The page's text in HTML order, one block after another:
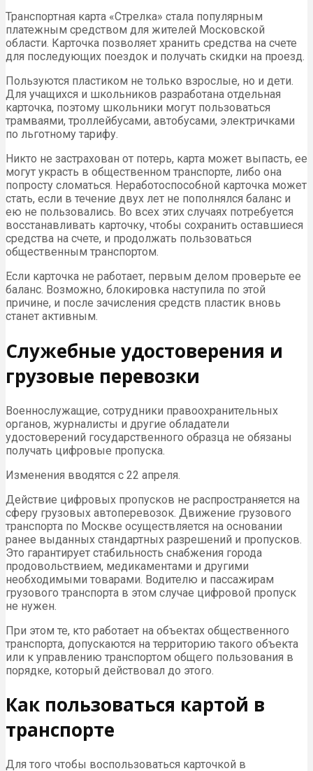
Транспортная карта «Стрелка» стала популярным
платежным средством для жителей Московской
области. Карточка позволяет хранить средства на счете
для последующих поездок и получать скидки на проезд.
Пользуются пластиком не только взрослые, но и дети.
Для учащихся и школьников разработана отдельная
карточка, поэтому школьники могут пользоваться
трамваями, троллейбусами, автобусами, электричками
по льготному тарифу.
Никто не застрахован от потерь, карта может выпасть, ее
могут украсть в общественном транспорте, либо она
попросту сломаться. Неработоспособной карточка может
стать, если в течение двух лет не пополнялся баланс и
ею не пользовались. Во всех этих случаях потребуется
восстанавливать карточку, чтобы сохранить оставшиеся
средства на счете, и продолжать пользоваться
общественным транспортом.
Если карточка не работает, первым делом проверьте ее
баланс. Возможно, блокировка наступила по этой
причине, и после зачисления средств пластик вновь
станет активным.
Служебные удостоверения и
грузовые перевозки
Военнослужащие, сотрудники правоохранительных
органов, журналисты и другие обладатели
удостоверений государственного образца не обязаны
получать цифровые пропуска.
Изменения вводятся с 22 апреля.
Действие цифровых пропусков не распространяется на
сферу грузовых автоперевозок. Движение грузового
транспорта по Москве осуществляется на основании
ранее выданных стандартных разрешений и пропусков.
Это гарантирует стабильность снабжения города
продовольствием, медикаментами и другими
необходимыми товарами. Водителю и пассажирам
грузового транспорта в этом случае цифровой пропуск
не нужен.
При этом те, кто работает на объектах общественного
транспорта, допускаются на территорию такого объекта
или к управлению транспортом общего пользования в
порядке, который действовал до этого.
Как пользоваться картой в
транспорте
Для того чтобы воспользоваться карточкой в